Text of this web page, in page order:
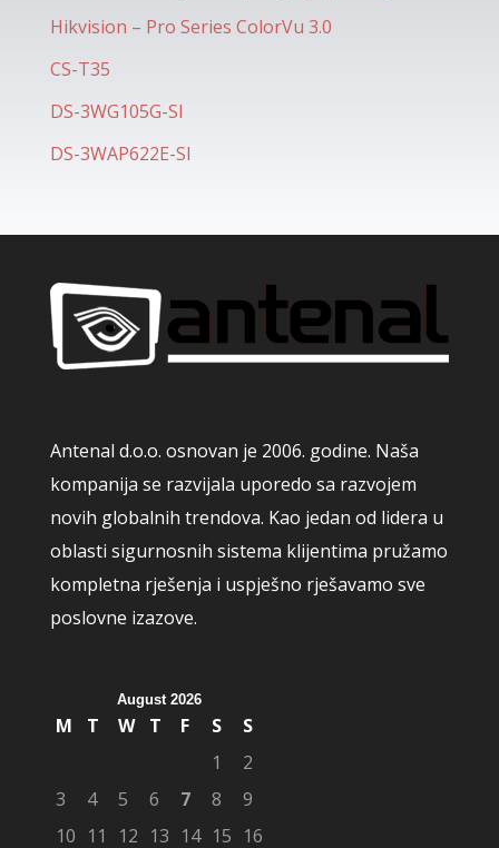
Hikvision – Pro Series ColorVu 3.0
CS-T35
DS-3WG105G-SI
DS-3WAP622E-SI
Antenal d.o.o. osnovan je 2006. godine. Naša
kompanija se razvijala uporedo sa razvojem
novih globalnih trendova. Kao jedan od lidera u
oblasti sigurnosnih sistema klijentima pružamo
kompletna rješenja i uspješno rješavamo sve
poslovne izazove.
August 2026
M T W T F S
S
1
2
3
4 5 6 7 8
9
10 11 12 13 14 15 16